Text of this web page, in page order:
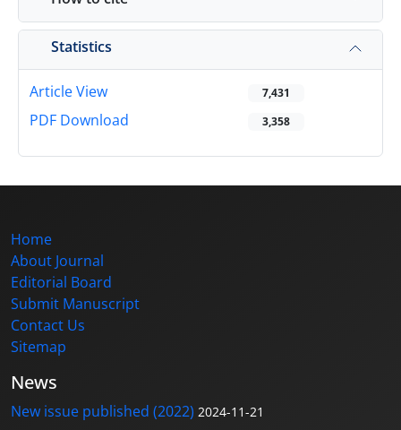
Statistics
Article View 7,431
PDF Download 3,358
Home
About Journal
Editorial Board
Submit Manuscript
Contact Us
Sitemap
News
New issue published (2022) 2024-11-21